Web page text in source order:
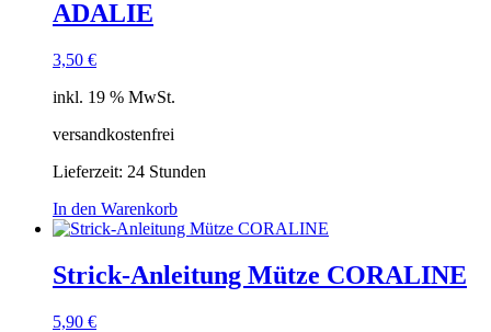
ADALIE
3,50 €
inkl. 19 % MwSt.
versandkostenfrei
Lieferzeit: 24 Stunden
In den Warenkorb
Strick-Anleitung Mütze CORALINE
5,90 €